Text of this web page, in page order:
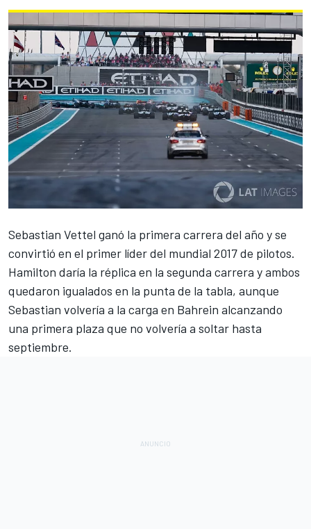
Sebastian Vettel ganó la primera carrera del año y se
convirtió en el primer líder del mundial 2017 de pilotos.
Hamilton daría la réplica en la segunda carrera y ambos
quedaron igualados en la punta de la tabla, aunque
Sebastian volvería a la carga en Bahrein alcanzando
una primera plaza que no volvería a soltar hasta
septiembre.